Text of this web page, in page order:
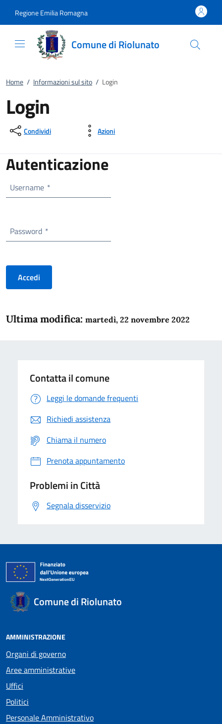
Regione Emilia Romagna
Comune di Riolunato
Home / Informazioni sul sito / Login
Login
Condividi Azioni
Autenticazione
Username *
Password *
Accedi
Ultima modifica: martedì, 22 novembre 2022
Contatta il comune
Leggi le domande frequenti
Richiedi assistenza
Chiama il numero
Prenota appuntamento
Problemi in Città
Segnala disservizio
Comune di Riolunato
AMMINISTRAZIONE
Organi di governo
Aree amministrative
Uffici
Politici
Personale Amministrativo